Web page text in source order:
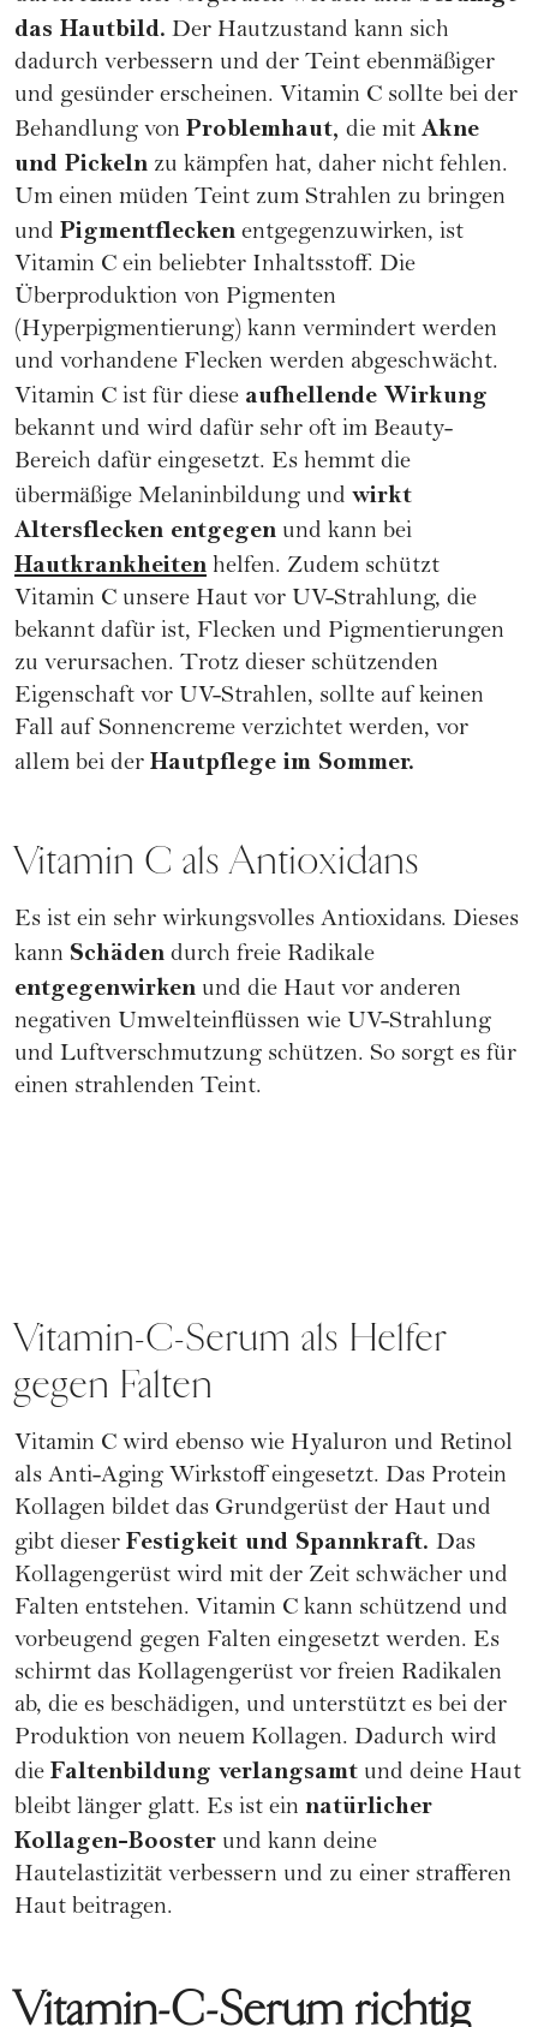
das Hautbild. Der Hautzustand kann sich
dadurch verbessern und der Teint ebenmäßiger
und gesünder erscheinen. Vitamin C sollte bei der
Behandlung von Problemhaut, die mit Akne
und Pickeln zu kämpfen hat, daher nicht fehlen.
Um einen müden Teint zum Strahlen zu bringen
und Pigmentflecken entgegenzuwirken, ist
Vitamin C ein beliebter Inhaltsstoff. Die
Überproduktion von Pigmenten
(Hyperpigmentierung) kann vermindert werden
und vorhandene Flecken werden abgeschwächt.
Vitamin C ist für diese aufhellende Wirkung
bekannt und wird dafür sehr oft im Beauty-
Bereich dafür eingesetzt. Es hemmt die
übermäßige Melaninbildung und wirkt
Altersflecken entgegen und kann bei
Hautkrankheiten helfen. Zudem schützt
Vitamin C unsere Haut vor UV-Strahlung, die
bekannt dafür ist, Flecken und Pigmentierungen
zu verursachen. Trotz dieser schützenden
Eigenschaft vor UV-Strahlen, sollte auf keinen
Fall auf Sonnencreme verzichtet werden, vor
allem bei der Hautpflege im Sommer.
Vitamin C als Antioxidans
Es ist ein sehr wirkungsvolles Antioxidans. Dieses
kann Schäden durch freie Radikale
entgegenwirken und die Haut vor anderen
negativen Umwelteinflüssen wie UV-Strahlung
und Luftverschmutzung schützen. So sorgt es für
einen strahlenden Teint.
Vitamin-C-Serum als Helfer
gegen Falten
Vitamin C wird ebenso wie Hyaluron und Retinol
als Anti-Aging Wirkstoff eingesetzt. Das Protein
Kollagen bildet das Grundgerüst der Haut und
gibt dieser Festigkeit und Spannkraft. Das
Kollagengerüst wird mit der Zeit schwächer und
Falten entstehen. Vitamin C kann schützend und
vorbeugend gegen Falten eingesetzt werden. Es
schirmt das Kollagengerüst vor freien Radikalen
ab, die es beschädigen, und unterstützt es bei der
Produktion von neuem Kollagen. Dadurch wird
die Faltenbildung verlangsamt und deine Haut
bleibt länger glatt. Es ist ein natürlicher
Kollagen-Booster und kann deine
Hautelastizität verbessern und zu einer strafferen
Haut beitragen.
Vitamin-C-Serum richtig